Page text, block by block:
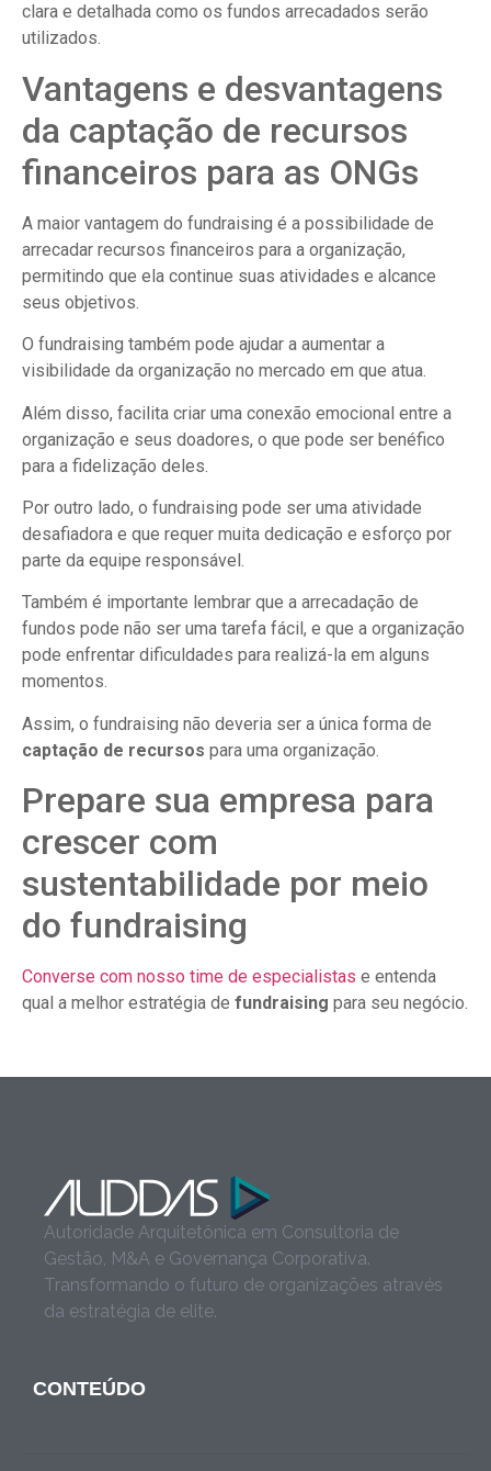
clara e detalhada como os fundos arrecadados serão
utilizados.
Vantagens e desvantagens
da captação de recursos
financeiros para as ONGs
A maior vantagem do fundraising é a possibilidade de
arrecadar recursos financeiros para a organização,
permitindo que ela continue suas atividades e alcance
seus objetivos.
O fundraising também pode ajudar a aumentar a
visibilidade da organização no mercado em que atua.
Além disso, facilita criar uma conexão emocional entre a
organização e seus doadores, o que pode ser benéfico
para a fidelização deles.
Por outro lado, o fundraising pode ser uma atividade
desafiadora e que requer muita dedicação e esforço por
parte da equipe responsável.
Também é importante lembrar que a arrecadação de
fundos pode não ser uma tarefa fácil, e que a organização
pode enfrentar dificuldades para realizá-la em alguns
momentos.
Assim, o fundraising não deveria ser a única forma de
captação de recursos para uma organização.
Prepare sua empresa para
crescer com
sustentabilidade por meio
do fundraising
Converse com nosso time de especialistas e entenda
qual a melhor estratégia de fundraising para seu negócio.
Autoridade Arquitetônica em Consultoria de
Gestão, M&A e Governança Corporativa.
Transformando o futuro de organizações através
da estratégia de elite.
CONTEÚDO